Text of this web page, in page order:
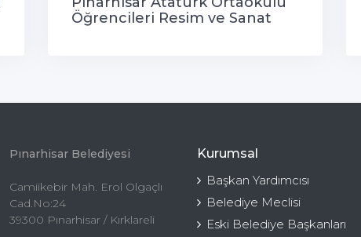
Öğrencileri Resim ve Sanat
Pınarhisar Belediyesi
Camiikebir Mah. Erol Olgaçlı
Cad.No:24
39300 Pınarhisar / Kırklareli
Kurumsal
Başkan Yardımcısı
Belediye Meclisi
Eski Belediye Başkanları